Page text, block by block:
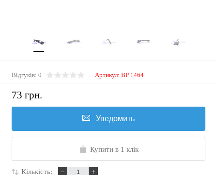
Відгуків: 0 Артикул: BP 1464
73 грн.
Уведомить
Купити в 1 клік
Кількість: